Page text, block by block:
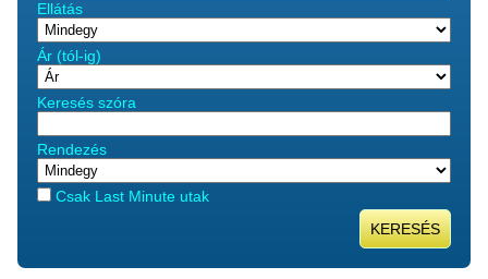
Ellátás
Ár (tól-ig)
Keresés szóra
Rendezés
Csak Last Minute utak
KERESÉS